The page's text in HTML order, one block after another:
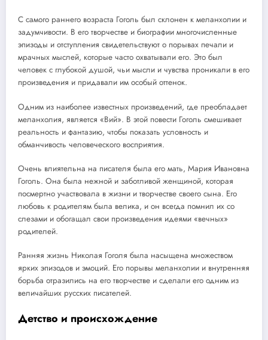
С самого раннего возраста Гоголь был склонен к меланхолии и
задумчивости. В его творчестве и биографии многочисленные
эпизоды и отступления свидетельствуют о порывах печали и
мрачных мыслей, которые часто охватывали его. Это был
человек с глубокой душой, чьи мысли и чувства проникали в его
произведения и придавали им особый оттенок.
Одним из наиболее известных произведений, где преобладает
меланхолия, является «Вий». В этой повести Гоголь смешивает
реальность и фантазию, чтобы показать условность и
обманчивость человеческого восприятия.
Очень влиятельна на писателя была его мать, Мария Ивановна
Гоголь. Она была нежной и заботливой женщиной, которая
посмертно участвовала в жизни и творчестве своего сына. Его
любовь к родителям была велика, и он всегда помнил их со
слезами и обогащал свои произведения идеями «вечных»
родителей.
Ранняя жизнь Николая Гоголя была насыщена множеством
ярких эпизодов и эмоций. Его порывы меланхолии и внутренняя
борьба отразились на его творчестве и сделали его одним из
величайших русских писателей.
Детство и происхождение